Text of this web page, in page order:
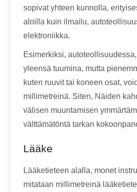
sopivat yhteen kunnolla,
aloilla kuin ilmailu,
elektroniikka.
Esimerkiksi,
yleensä tuumina, mutta
kuten ruuvit tai koneen osat,
millimetreinä. Siten, Näiden
välisen muuntamisen
välttämätöntä tarkan
Lääke
Lääketieteen alalla, monet
mitataan millimetreinä